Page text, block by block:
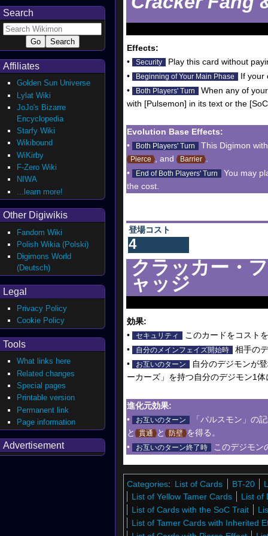
Effects:
•
Security
Play this card without
•
Beginning of Your Main Phase
If your
•
Both Players' Turn
When any of
with [Pulsemon] in its text or the
Evolution Base Effects:
•
Both Players' Turn This Digimon
Pierce , and Barrier .
•
End of Both Players' Turn
You may
the cost.
登場コスト
4
クラッカー・
ャッジ
効果:
•
セキュリティ
このカードをコスト
•
自分のメインフェイズ開始時
相手の
•
お互いのターン
自分のデジモンが
ーカーズ」を持つ自分のデジモン1体
進化元効果:
•
お互いのターン
「パルスモン」の
と
貫通 と 防壁 を得る。
•
お互いのターン終了時 このデジモン
Categories: List of Cards BT-20
List of Yellow Tamer Cards
List of
List of Cards with the SoC Trait
List of Tamer Cards with Inherited
Search
Affiliates
Golden Sun Universe
Lylat Wiki
JoJo's Bizarre
Encyclopedia
Starfy Wiki
Wikibound
WiKirby
F-Zero Wiki
NIWA
...learn more!
Other Digiwikis
Fandom Wiki
Polish Wikia (Polski)
Digimons World
(Deutsch)
Legal
Privacy Policy
Cookie Policy
Tools
What links here
Related changes
Special pages
Printable version
Permanent link
Page information
Advertisement